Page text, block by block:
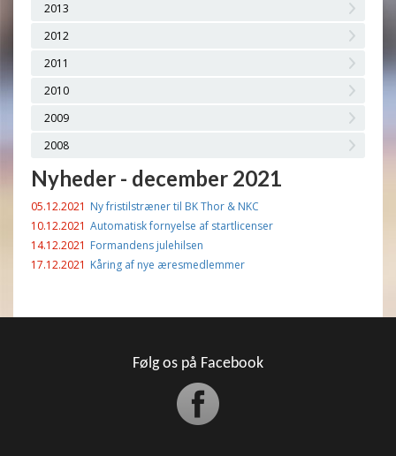
2013
2012
2011
2010
2009
2008
Nyheder - december 2021
05.12.2021 Ny fristilstræner til BK Thor & NKC
10.12.2021 Automatisk fornyelse af startlicenser
14.12.2021 Formandens julehilsen
17.12.2021 Kåring af nye æresmedlemmer
Følg os på Facebook